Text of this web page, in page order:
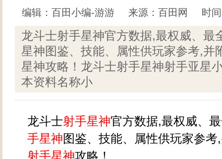
编辑：百田小编-游游 来源： 百田网 时
龙斗士射手星神官方数据,最权威、最
星神图鉴、技能、属性供玩家参考,并
星神攻略！龙斗士射手星神射手亚星
本资料名称小
龙斗士射手星神官方数据,最权威、
手星神图鉴、技能、属性供玩家参
射手星神攻略！